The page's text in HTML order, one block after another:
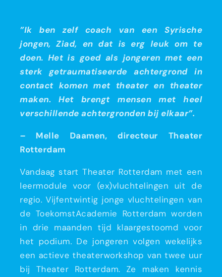
”Ik ben zelf coach van een Syrische
jongen, Ziad, en dat is erg leuk om te
doen. Het is goed als jongeren met een
sterk getraumatiseerde achtergrond in
contact komen met theater en theater
maken. Het brengt mensen met heel
verschillende achtergronden bij elkaar”.
– Melle Daamen, directeur Theater
Rotterdam
Vandaag start Theater Rotterdam met een
leermodule voor (ex)vluchtelingen uit de
regio. Vijfentwintig jonge vluchtelingen van
de ToekomstAcademie Rotterdam worden
in drie maanden tijd klaargestoomd voor
het podium. De jongeren volgen wekelijks
een actieve theaterworkshop van twee uur
bij Theater Rotterdam. Ze maken kennis